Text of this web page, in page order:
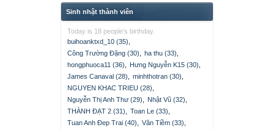
Sinh nhật thành viên
Today is 18 people's birthday.
buihoanktxd_10 (35)
Công Trường Đặng (30)
ha thu (33)
hongphuoca11 (36)
Hưng Nguyễn K15 (30)
James Canaval (28)
minhthotran (30)
NGUYEN KHAC TRIEU (28)
Nguyễn Thị Anh Thư (29)
Nhật Vũ (32)
THÀNH ĐẠT 2 (31)
Toan Le (33)
Tuan Anh Đep Trai (40)
Văn Tiềm (33)